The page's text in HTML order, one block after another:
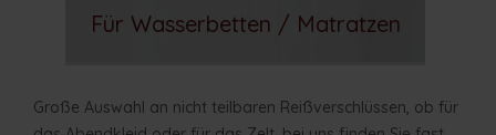
Für Wasserbetten / Matratzen
Große Auswahl an nicht teilbaren Reißverschlüssen, ob für